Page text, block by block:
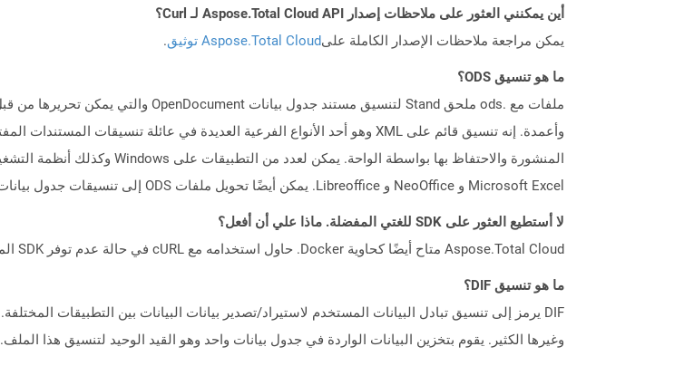
أين يمكنني العثور على ملاحظات إصدار Aspose.Total Cloud API لـ Curl؟
يمكن مراجعة ملاحظات الإصدار الكاملة علىAspose.Total Cloud توثيق .
ما هو تنسيق ODS؟
Microsoft Excel و NeoOffice و Libreoffice. يمكن أيضًا تحويل ملفات ODS إلى تنسيقات جدول بيانات أخرى مثل XLS و XLSX وغيرها من خلال تطبيقات مختلفة.
لا أستطيع العثور على SDK للغتي المفضلة. ماذا علي أن أفعل؟
Aspose.Total Cloud متاح أيضًا كحاوية Docker. حاول استخدامه مع cURL في حالة عدم توفر SDK المطلوب بعد.
ما هو تنسيق DIF؟
وغيرها الكثير. يقوم بتخزين البيانات الواردة في جدول بيانات واحد وهو القيد الوحيد لتنسيق هذا الملف.